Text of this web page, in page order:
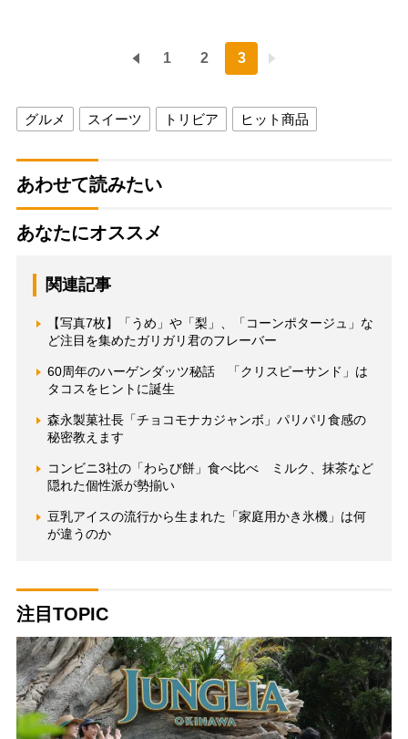
1 2 3
グルメ スイーツ トリビア ヒット商品
あわせて読みたい
あなたにオススメ
関連記事
【写真7枚】「うめ」や「梨」、「コーンポタージュ」な
ど注目を集めたガリガリ君のフレーバー
60周年のハーゲンダッツ秘話 「クリスピーサンド」は
タコスをヒントに誕生
森永製菓社長「チョコモナカジャンボ」パリパリ食感の
秘密教えます
コンビニ3社の「わらび餅」食べ比べ ミルク、抹茶など
隠れた個性派が勢揃い
豆乳アイスの流行から生まれた「家庭用かき氷機」は何
が違うのか
注目TOPIC